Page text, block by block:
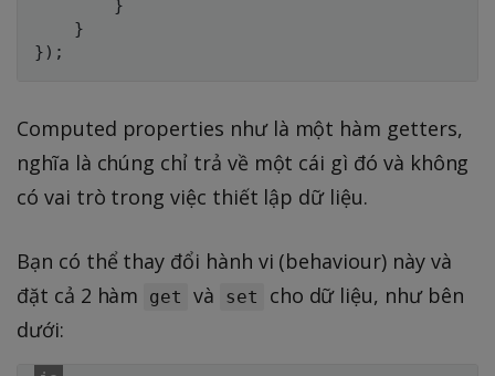
}
}
} ) ;
Computed properties như là một hàm getters,
nghĩa là chúng chỉ trả về một cái gì đó và không
có vai trò trong việc thiết lập dữ liệu.
Bạn có thể thay đổi hành vi (behaviour) này và
đặt cả 2 hàm
get và set
cho dữ liệu, như bên
dưới: